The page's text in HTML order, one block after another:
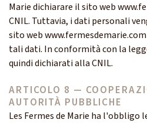
Marie dichiarare il sito web
CNIL. Tuttavia, i dati personali
sito web
tali dati. In conformità con la
quindi dichiarati alla CNIL.
ARTICOLO 8 —
AUTORITÀ PUBBLICHE
Les Fermes de Marie ha l'obbligo